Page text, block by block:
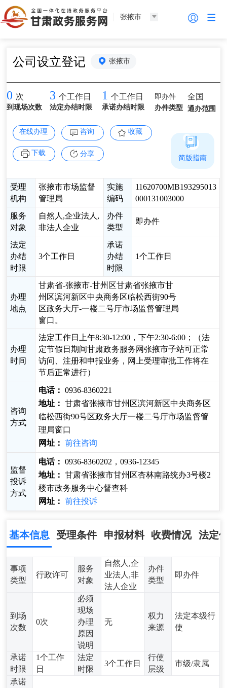
张掖市
公司设立登记 张掖市
0 次
到现场次数
3 个工作日
法定办结时限
1 个工作日
承诺办结时限
即办件
办件类型
全国
通办范围
在线办理 咨询 收藏
下载 分享
受理
机构
张掖市市场监督
管理局
实施
编码
11620700MB193295013
000131003000
服务
对象
自然人,企业法人,
非法人企业
办件
类型
即办件
法定
办结
时限
3个工作日
承诺
办结
时限
1个工作日
办理
地点
甘肃省-张掖市-甘州区甘肃省张掖市甘
州区滨河新区中央商务区临松西街90号
区政务大厅-一楼二号厅市场监督管理局
窗口。
办理
时间
法定工作日上午8:30-12:00，下午2:30-6:00；（法
定节假日期间甘肃政务服务网张掖市子站可正常
访问、注册和申报业务，网上受理审批工作将在
节后正常进行）
咨询
方式
电话： 0936-8360221
地址： 甘肃省张掖市甘州区滨河新区中央商务区
临松西街90号区政务大厅一楼二号厅市场监督管
理局窗口
网址： 前往咨询
监督
投诉
方式
电话： 0936-8360202，0936-12345
地址： 甘肃省张掖市甘州区杏林南路统办3号楼2
楼市政务服务中心督查科
网址： 前往投诉
简版指南
基本信息 受理条件 申报材料 收费情况 法定
事项
类型
行政许可
服务
对象
自然人,企
业法人,非
法人企业
办件
类型
即办件
到场
次数
0次
必须
现场
办理
原因
说明
无
权力
来源
法定本级行
使
承诺
时限
1个工作
日
法定
时限
3个工作日
行使
层级
市级/隶属
承诺